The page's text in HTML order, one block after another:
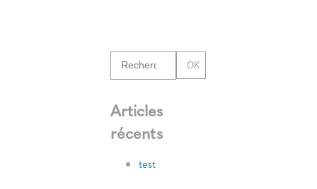
OK
Articles
récents
test